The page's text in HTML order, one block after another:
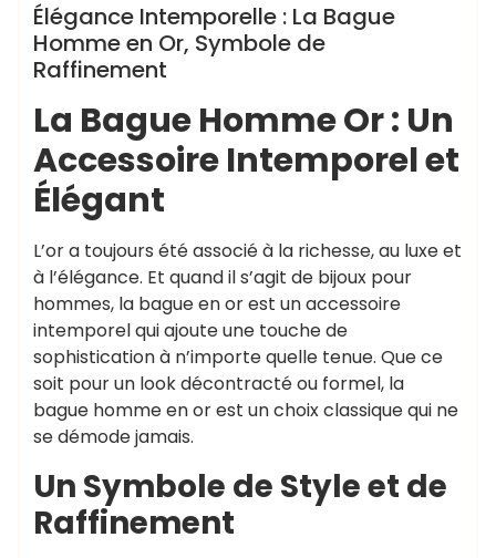
Élégance Intemporelle : La Bague
Homme en Or, Symbole de
Raffinement
La Bague Homme Or : Un
Accessoire Intemporel et
Élégant
L’or a toujours été associé à la richesse, au luxe et
à l’élégance. Et quand il s’agit de bijoux pour
hommes, la bague en or est un accessoire
intemporel qui ajoute une touche de
sophistication à n’importe quelle tenue. Que ce
soit pour un look décontracté ou formel, la
bague homme en or est un choix classique qui ne
se démode jamais.
Un Symbole de Style et de
Raffinement